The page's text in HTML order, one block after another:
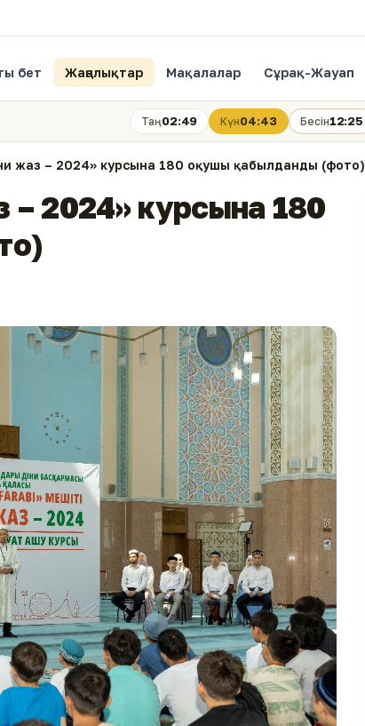
бет Жаңалықтар Мақалалар Сұрақ-Жауап
Таң02:49 Күн04:43 Бесін12:25
жаз – 2024» курсына 180 оқушы қабылданды (фото)
– 2024» курсына 180